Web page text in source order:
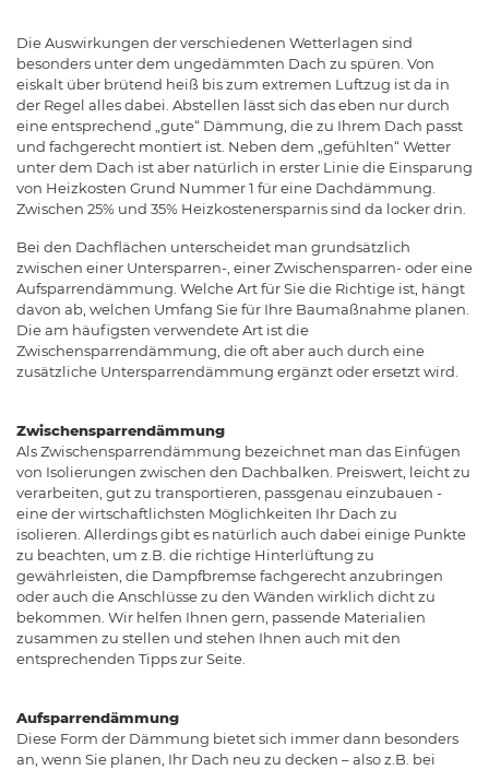
Die Auswirkungen der verschiedenen Wetterlagen sind
besonders unter dem ungedämmten Dach zu spüren. Von
eiskalt über brütend heiß bis zum extremen Luftzug ist da in
der Regel alles dabei. Abstellen lässt sich das eben nur durch
eine entsprechend „gute“ Dämmung, die zu Ihrem Dach passt
und fachgerecht montiert ist. Neben dem „gefühlten“ Wetter
unter dem Dach ist aber natürlich in erster Linie die Einsparung
von Heizkosten Grund Nummer 1 für eine Dachdämmung.
Zwischen 25% und 35% Heizkostenersparnis sind da locker drin.
Bei den Dachflächen unterscheidet man grundsätzlich
zwischen einer Untersparren-, einer Zwischensparren- oder eine
Aufsparrendämmung. Welche Art für Sie die Richtige ist, hängt
davon ab, welchen Umfang Sie für Ihre Baumaßnahme planen.
Die am häufigsten verwendete Art ist die
Zwischensparrendämmung, die oft aber auch durch eine
zusätzliche Untersparrendämmung ergänzt oder ersetzt wird.
Zwischensparrendämmung
Als Zwischensparrendämmung bezeichnet man das Einfügen
von Isolierungen zwischen den Dachbalken. Preiswert, leicht zu
verarbeiten, gut zu transportieren, passgenau einzubauen -
eine der wirtschaftlichsten Möglichkeiten Ihr Dach zu
isolieren. Allerdings gibt es natürlich auch dabei einige Punkte
zu beachten, um z.B. die richtige Hinterlüftung zu
gewährleisten, die Dampfbremse fachgerecht anzubringen
oder auch die Anschlüsse zu den Wänden wirklich dicht zu
bekommen. Wir helfen Ihnen gern, passende Materialien
zusammen zu stellen und stehen Ihnen auch mit den
entsprechenden Tipps zur Seite.
Aufsparrendämmung
Diese Form der Dämmung bietet sich immer dann besonders
an, wenn Sie planen, Ihr Dach neu zu decken – also z.B. bei